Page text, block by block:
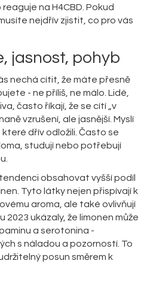
na H4CBD. Pokud
nejdřív zjistit, co pro vás
jasnost, pohyb
nechá cítit, že máte přesně
- ne příliš, ne málo. Lidé,
často říkají, že se cítí „v
vzrušení, ale jasnější. Myslí
které dřív odložili. Často se
studují nebo potřebují
obsahovat vyšší podíl
Tyto látky nejen přispívají k
aroma, ale také ovlivňují
2023 ukázaly, že limonen může
a serotonina -
s náladou a pozorností. To
posun směrem k